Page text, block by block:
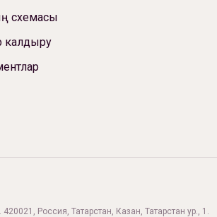
схемасы
калдыру
Россия, Татарстан, Казан, Татарстан ур., 1.